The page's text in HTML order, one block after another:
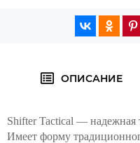
ОПИСАНИЕ
Shifter Tactical — надежная
Имеет форму